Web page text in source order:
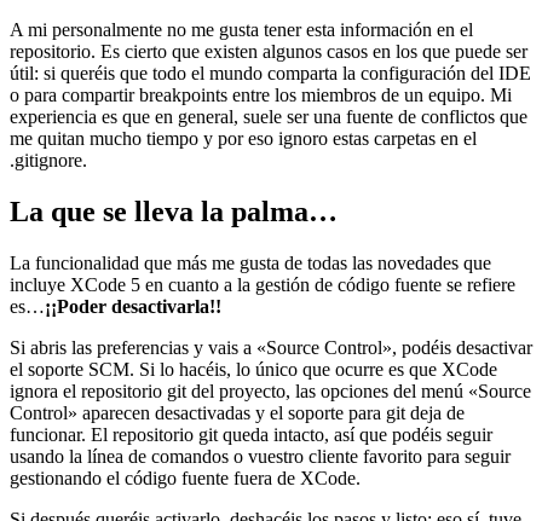
A mi personalmente no me gusta tener esta información en el
repositorio. Es cierto que existen algunos casos en los que puede ser
útil: si queréis que todo el mundo comparta la configuración del IDE
o para compartir breakpoints entre los miembros de un equipo. Mi
experiencia es que en general, suele ser una fuente de conflictos que
me quitan mucho tiempo y por eso ignoro estas carpetas en el
.gitignore.
La que se lleva la palma…
La funcionalidad que más me gusta de todas las novedades que
incluye XCode 5 en cuanto a la gestión de código fuente se refiere
es…¡¡Poder desactivarla!!
Si abris las preferencias y vais a «Source Control», podéis desactivar
el soporte SCM. Si lo hacéis, lo único que ocurre es que XCode
ignora el repositorio git del proyecto, las opciones del menú «Source
Control» aparecen desactivadas y el soporte para git deja de
funcionar. El repositorio git queda intacto, así que podéis seguir
usando la línea de comandos o vuestro cliente favorito para seguir
gestionando el código fuente fuera de XCode.